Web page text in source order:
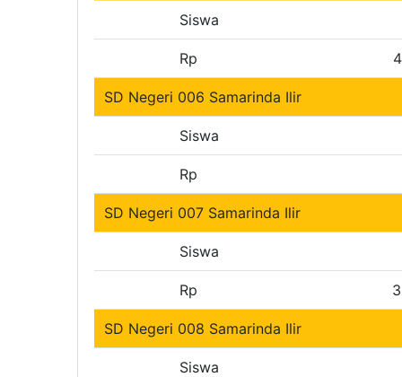
Siswa
Rp
SD Negeri 006 Samarinda Ilir
Siswa
Rp
SD Negeri 007 Samarinda Ilir
Siswa
Rp
SD Negeri 008 Samarinda Ilir
Siswa